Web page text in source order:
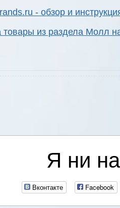
- обзор и
товары из раздела Молл
Я ни
Вконтакте Facebook